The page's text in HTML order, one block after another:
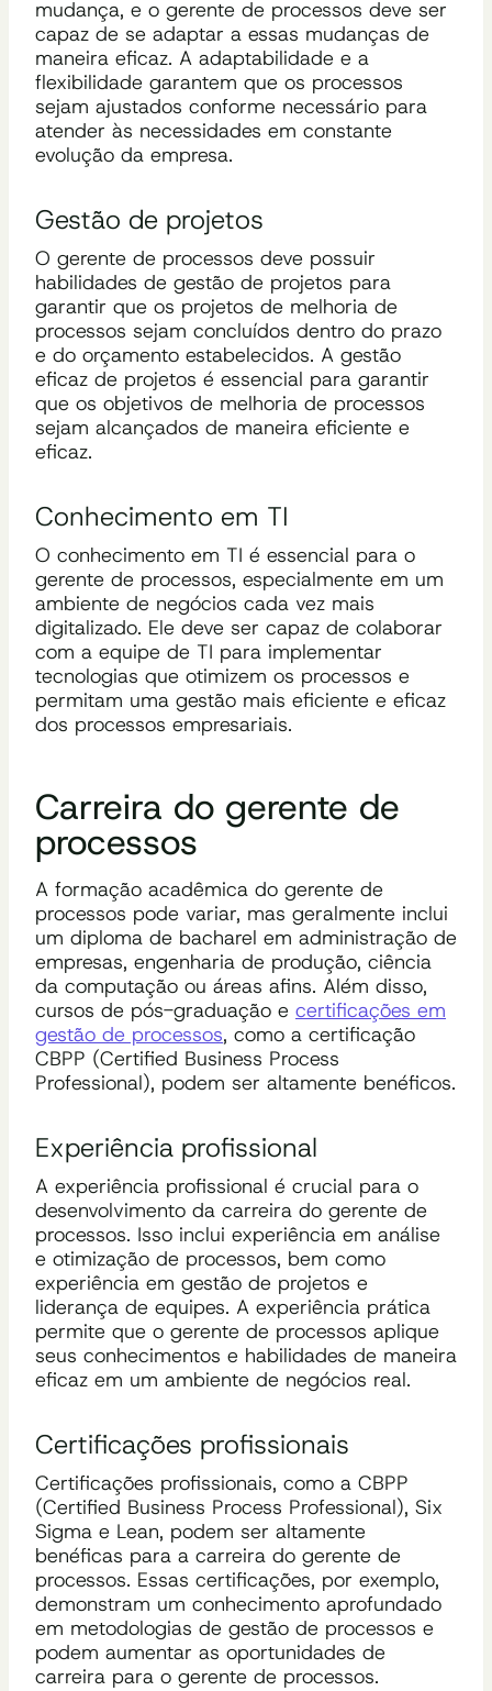
mudança, e o gerente de processos deve ser
capaz de se adaptar a essas mudanças de
maneira eficaz. A adaptabilidade e a
flexibilidade garantem que os processos
sejam ajustados conforme necessário para
atender às necessidades em constante
evolução da empresa.
Gestão de projetos
O gerente de processos deve possuir
habilidades de gestão de projetos para
garantir que os projetos de melhoria de
processos sejam concluídos dentro do prazo
e do orçamento estabelecidos. A gestão
eficaz de projetos é essencial para garantir
que os objetivos de melhoria de processos
sejam alcançados de maneira eficiente e
eficaz.
Conhecimento em TI
O conhecimento em TI é essencial para o
gerente de processos, especialmente em um
ambiente de negócios cada vez mais
digitalizado. Ele deve ser capaz de colaborar
com a equipe de TI para implementar
tecnologias que otimizem os processos e
permitam uma gestão mais eficiente e eficaz
dos processos empresariais.
Carreira do gerente de
processos
A formação acadêmica do gerente de
processos pode variar, mas geralmente inclui
um diploma de bacharel em administração de
empresas, engenharia de produção, ciência
da computação ou áreas afins. Além disso,
cursos de pós-graduação e certificações em
gestão de processos, como a certificação
CBPP (Certified Business Process
Professional), podem ser altamente benéficos.
Experiência profissional
A experiência profissional é crucial para o
desenvolvimento da carreira do gerente de
processos. Isso inclui experiência em análise
e otimização de processos, bem como
experiência em gestão de projetos e
liderança de equipes. A experiência prática
permite que o gerente de processos aplique
seus conhecimentos e habilidades de maneira
eficaz em um ambiente de negócios real.
Certificações profissionais
Certificações profissionais, como a CBPP
(Certified Business Process Professional), Six
Sigma e Lean, podem ser altamente
benéficas para a carreira do gerente de
processos. Essas certificações, por exemplo,
demonstram um conhecimento aprofundado
em metodologias de gestão de processos e
podem aumentar as oportunidades de
carreira para o gerente de processos.